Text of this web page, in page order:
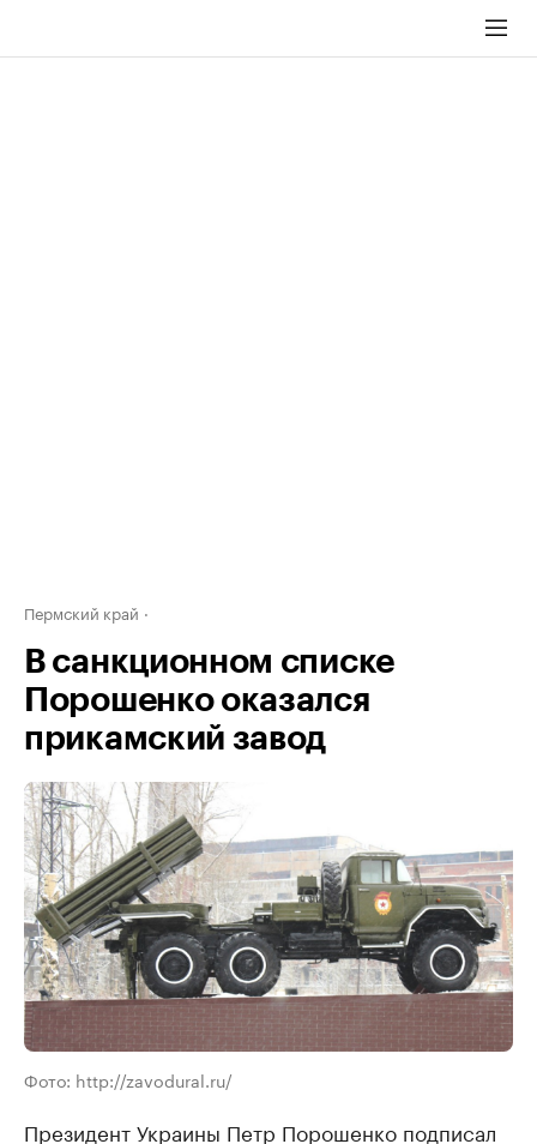
Пермский край
В санкционном списке
Порошенко оказался
прикамский завод
Фото: http://zavodural.ru/
Президент Украины Петр Порошенко подписал